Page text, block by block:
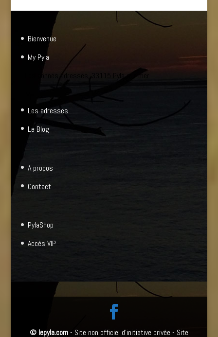
Bienvenue
My Pyla
Les bonnes adresses, 33115 Pyla sur mer
Les adresses
Le Blog
A propos
Contact
PylaShop
Accès VIP
© lepyla.com- Site non officiel d'initiative privée - Site